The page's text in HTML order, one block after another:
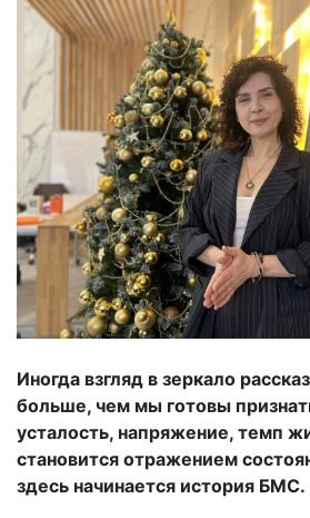
Иногда взгляд в зеркало
больше, чем мы готовы
усталость, напряжение, темп
становится отражением
здесь начинается история БМС.